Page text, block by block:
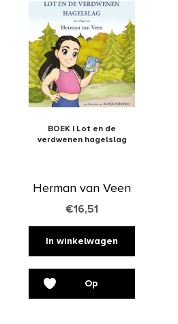
BOEK | Lot en de
verdwenen hagelslag
Herman van Veen
€16,51
In winkelwagen
Op